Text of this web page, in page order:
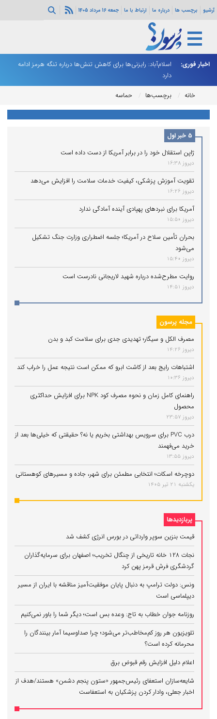
آرشیو برچسب ها درباره ما ارتباط با ما جمعه 16 مرداد 1405
اخبار فوری:
می‌شود
اسلام‌آباد: رایزنی‌ها برای کاهش تنش‌ها درباره تنگه هرمز ادامه
دارد
خانه
برچسب‌ها حماسه
5 خبر اول
ژاپن استقلال خود را در برابر آمریکا از دست داده است
دیروز 16:38
تقویت آموزش پزشکی، کیفیت خدمات سلامت را افزایش می‌دهد
دیروز 16:26
آمریکا برای نبردهای پهپادی آینده آمادگی ندارد
دیروز 15:50
بحران تأمین سلاح در آمریکا؛ جلسه اضطراری وزارت جنگ تشکیل
می‌شود
دیروز 15:40
روایت مطرح‌شده درباره شهید لاریجانی نادرست است
دیروز 14:51
مجله پرسون
مصرف الکل و سیگار؛ تهدیدی جدی برای سلامت کبد و بدن
دیروز 14:26
اشتباهات رایج بعد از کاشت ابرو که ممکن است نتیجه عمل را خراب کند
دیروز 10:36
راهنمای کامل زمان و نحوه مصرف کود NPK برای افزایش حداکثری
محصول
دیروز 23:57
درب PVC برای سرویس بهداشتی بخریم یا نه؟ حقیقتی که خیلی‌ها بعد از
خرید می‌فهمند
دیروز 13:55
دوچرخه اسکات؛ انتخابی مطمئن برای شهر، جاده و مسیرهای کوهستانی
یکشنبه 21 تیر 1405
پربازدیدها
قیمت بنزین سوپر وارداتی در بورس انرژی کشف شد
نجات ۱۲۸ خانه تاریخی از چنگال تخریب؛ اصفهان برای سرمایه‌گذاران
گردشگری فرش قرمز پهن کرد
ونس: دولت ترامپ به دنبال پایان موفقیت‌آمیز مناقشه با ایران از مسیر
دیپلماسی است
روزنامه جوان خطاب به تاج: وعده بس است؛ دیگر شما را باور نمی‌کنیم
تلویزیون هر روز کم‌مخاطب‌تر می‌شود؛ چرا صداوسیما آمار بینندگان را
محرمانه کرده است؟
اعلام دلیل افزایش رقم قبوض برق
شایعه‌سازان استعفای رئیس‌جمهور «ستون پنجم دشمن» هستند/هدف از
اخبار جعلی، وادار کردن پزشکیان به استعفاست